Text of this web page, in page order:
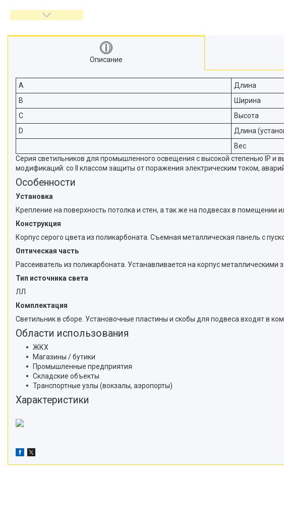
Описание
A Длина
B
Ширина
C
Высота
D
Длина
Вес
Серия светильников для промышленного освещения с высокой степенью IP и
модификаций: со II классом защиты от поражения электрическим током,
Особенности
Установка
Крепление на поверхность потолка и стен, а так же на подвесах в помещении
Конструкция
Корпус серого цвета из поликарбоната. Съемная металлическая панель с
Оптическая часть
Рассеиватель из поликарбоната. Устанавливается на корпус металлическими
Тип источника света
ЛЛ
Комплектация
Светильник в сборе. Установочные пластины и скобы для подвеса входят в
Области использования
ЖКХ
Магазины / бутики
Промышленные предприятия
Складские объекты
Транспортные узлы (вокзалы, аэропорты)
Характеристики